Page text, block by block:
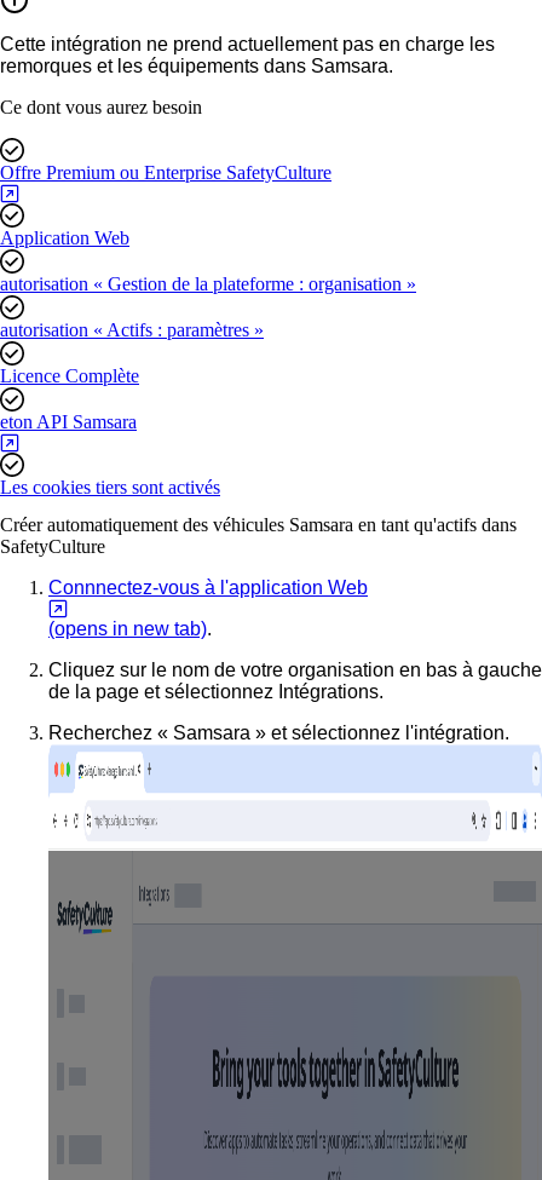
Cette intégration ne prend actuellement pas en charge les
remorques et les équipements dans Samsara.
Ce dont vous aurez besoin
Offre Premium ou Enterprise SafetyCulture
Application Web
autorisation « Gestion de la plateforme : organisation »
autorisation « Actifs : paramètres »
Licence Complète
eton API Samsara
Les cookies tiers sont activés
Créer automatiquement des véhicules Samsara en tant qu'actifs dans
SafetyCulture
Connnectez-vous à l'application Web
(opens in new tab).
Cliquez sur le nom de votre organisation en bas à gauche
de la page et sélectionnez Intégrations.
Recherchez « Samsara » et sélectionnez l'intégration.